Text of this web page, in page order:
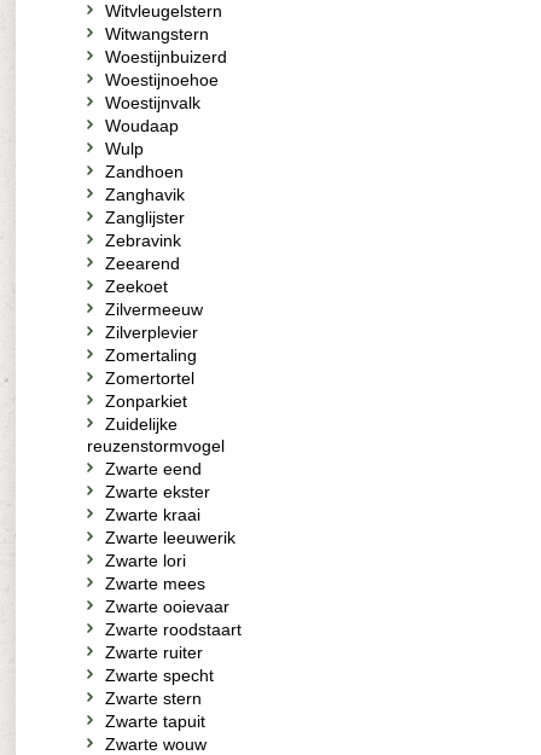
Witvleugelstern
Witwangstern
Woestijnbuizerd
Woestijnoehoe
Woestijnvalk
Woudaap
Wulp
Zandhoen
Zanghavik
Zanglijster
Zebravink
Zeearend
Zeekoet
Zilvermeeuw
Zilverplevier
Zomertaling
Zomertortel
Zonparkiet
Zuidelijke
reuzenstormvogel
Zwarte eend
Zwarte ekster
Zwarte kraai
Zwarte leeuwerik
Zwarte lori
Zwarte mees
Zwarte ooievaar
Zwarte roodstaart
Zwarte ruiter
Zwarte specht
Zwarte stern
Zwarte tapuit
Zwarte wouw